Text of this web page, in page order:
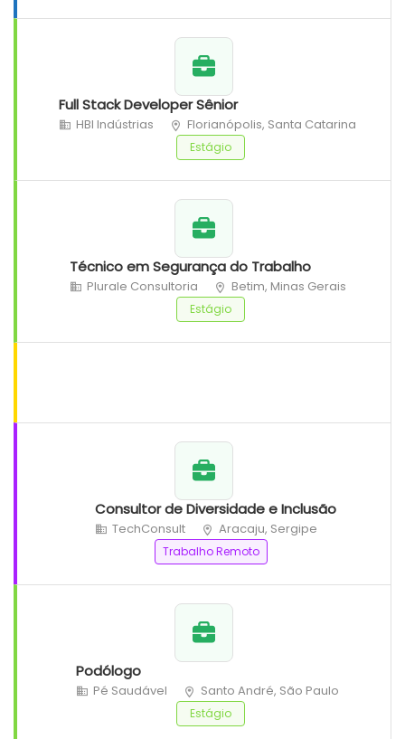
Full Stack Developer Sênior
HBI Indústrias Florianópolis, Santa Catarina
Estágio
Técnico em Segurança do Trabalho
Plurale Consultoria Betim, Minas Gerais
Estágio
Consultor de Diversidade e Inclusão
TechConsult Aracaju, Sergipe
Trabalho Remoto
Podólogo
Pé Saudável Santo André, São Paulo
Estágio